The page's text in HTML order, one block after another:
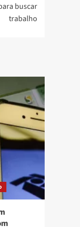
buscar
trabalho